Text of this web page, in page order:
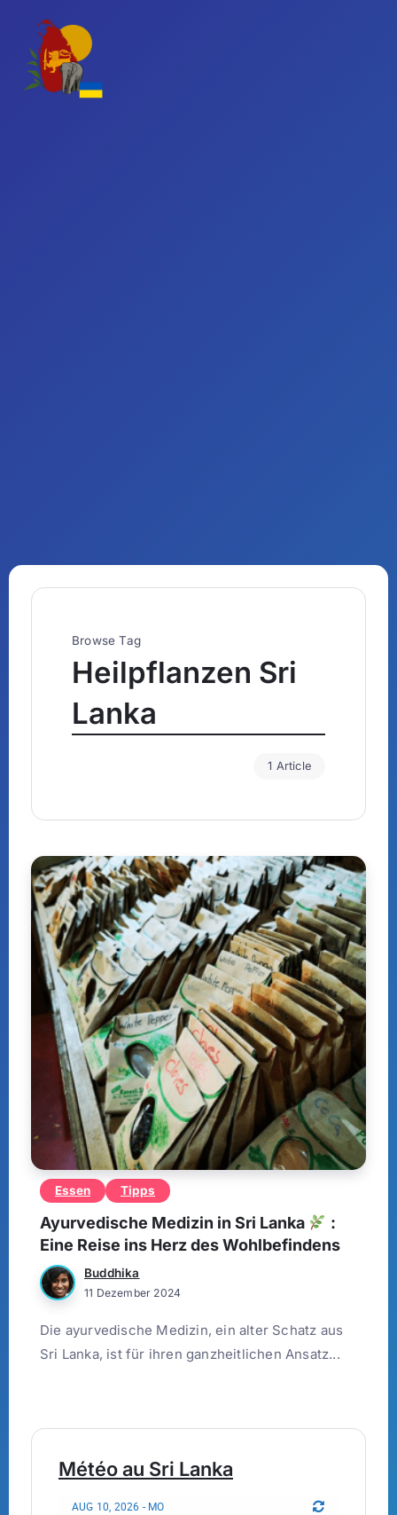
Browse Tag
Heilpflanzen Sri
Lanka
1 Article
Essen Tipps
Ayurvedische Medizin in Sri Lanka
:
Eine Reise ins Herz des Wohlbefindens
Buddhika
11 Dezember 2024
Die ayurvedische Medizin, ein alter Schatz aus
Sri Lanka, ist für ihren ganzheitlichen Ansatz...
Météo au Sri Lanka
AUG 10, 2026 - MO